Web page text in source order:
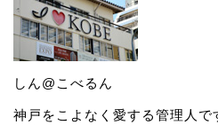
しん@こべるん
神戸をこよなく愛する管理人